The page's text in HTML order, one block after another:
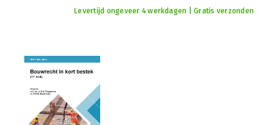
Levertijd ongeveer 4 werkdagen | Gratis verzonden